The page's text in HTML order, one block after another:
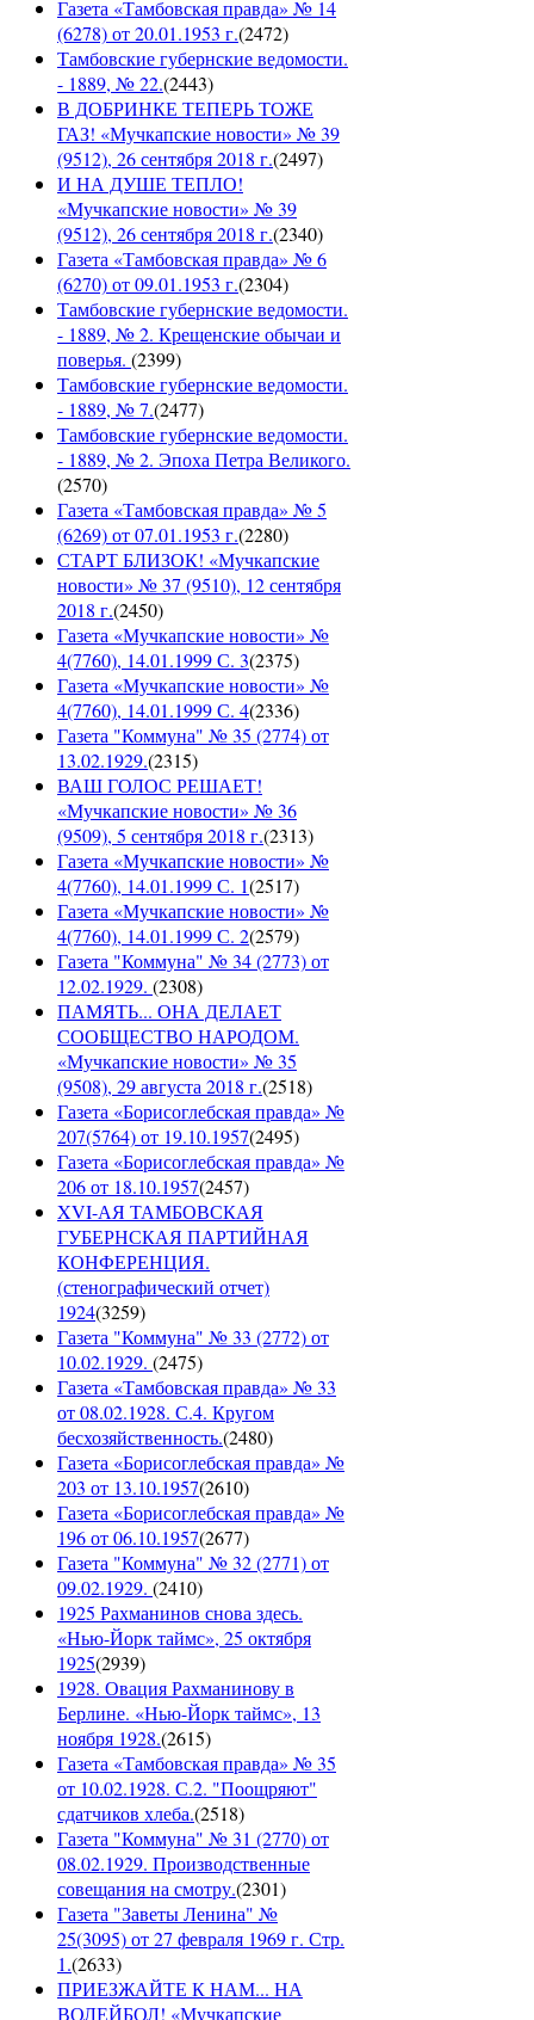
Газета «Тамбовская правда» № 14
(6278) от 20.01.1953 г.(2472)
Тамбовские губернские ведомости.
- 1889, № 22.(2443)
В ДОБРИНКЕ ТЕПЕРЬ ТОЖЕ
ГАЗ! «Мучкапские новости» № 39
(9512), 26 сентября 2018 г.(2497)
И НА ДУШЕ ТЕПЛО!
«Мучкапские новости» № 39
(9512), 26 сентября 2018 г.(2340)
Газета «Тамбовская правда» № 6
(6270) от 09.01.1953 г.(2304)
Тамбовские губернские ведомости.
- 1889, № 2. Крещенские обычаи и
поверья. (2399)
Тамбовские губернские ведомости.
- 1889, № 7.(2477)
Тамбовские губернские ведомости.
- 1889, № 2. Эпоха Петра Великого.
(2570)
Газета «Тамбовская правда» № 5
(6269) от 07.01.1953 г.(2280)
СТАРТ БЛИЗОК! «Мучкапские
новости» № 37 (9510), 12 сентября
2018 г.(2450)
Газета «Мучкапские новости» №
4(7760), 14.01.1999 С. 3(2375)
Газета «Мучкапские новости» №
4(7760), 14.01.1999 С. 4(2336)
Газета "Коммуна" № 35 (2774) от
13.02.1929.(2315)
ВАШ ГОЛОС РЕШАЕТ!
«Мучкапские новости» № 36
(9509), 5 сентября 2018 г.(2313)
Газета «Мучкапские новости» №
4(7760), 14.01.1999 С. 1(2517)
Газета «Мучкапские новости» №
4(7760), 14.01.1999 С. 2(2579)
Газета "Коммуна" № 34 (2773) от
12.02.1929. (2308)
ПАМЯТЬ... ОНА ДЕЛАЕТ
СООБЩЕСТВО НАРОДОМ.
«Мучкапские новости» № 35
(9508), 29 августа 2018 г.(2518)
Газета «Борисоглебская правда» №
207(5764) от 19.10.1957(2495)
Газета «Борисоглебская правда» №
206 от 18.10.1957(2457)
XVI-АЯ ТАМБОВСКАЯ
ГУБЕРНСКАЯ ПАРТИЙНАЯ
КОНФЕРЕНЦИЯ.
(стенографический отчет)
1924(3259)
Газета "Коммуна" № 33 (2772) от
10.02.1929. (2475)
Газета «Тамбовская правда» № 33
от 08.02.1928. С.4. Кругом
бесхозяйственность.(2480)
Газета «Борисоглебская правда» №
203 от 13.10.1957(2610)
Газета «Борисоглебская правда» №
196 от 06.10.1957(2677)
Газета "Коммуна" № 32 (2771) от
09.02.1929. (2410)
1925 Рахманинов снова здесь.
«Нью-Йорк таймс», 25 октября
1925(2939)
1928. Овация Рахманинову в
Берлине. «Нью-Йорк таймс», 13
ноября 1928.(2615)
Газета «Тамбовская правда» № 35
от 10.02.1928. С.2. "Поощряют"
сдатчиков хлеба.(2518)
Газета "Коммуна" № 31 (2770) от
08.02.1929. Производственные
совещания на смотру.(2301)
Газета "Заветы Ленина" №
25(3095) от 27 февраля 1969 г. Стр.
1.(2633)
ПРИЕЗЖАЙТЕ К НАМ... НА
ВОЛЕЙБОЛ! «Мучкапские